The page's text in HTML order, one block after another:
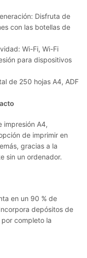
Disfruta de
con las botellas de
Wi-Fi, Wi-Fi
para dispositivos
de 250 hojas A4, ADF
impresión A4,
de imprimir en
gracias a la
sin un ordenador.
en un 90 % de
depósitos de
completo la